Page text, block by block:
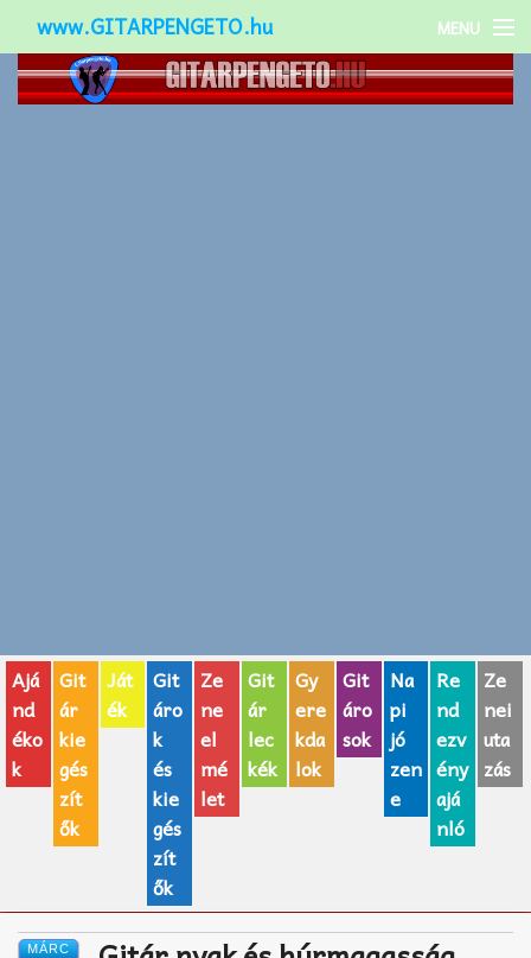
www.GITARPENGETO.hu MENU
Népszerű-
AJÁNDÉK ÖTLETEK
Vicces
GITÁR MÁRKÁK
TOP100 nóta
Ajá
nd
éko
k
Git
ár
kie
gés
zít
ők
Ját
ék
Git
áro
k
és
kie
gés
zít
ők
Ze
ne
el
mé
let
Git
ár
lec
kék
Gy
ere
kda
lok
Git
áro
sok
Na
pi
jó
zen
e
Re
nd
ezv
ény
ajá
nló
Ze
nei
uta
zás
MÁRC